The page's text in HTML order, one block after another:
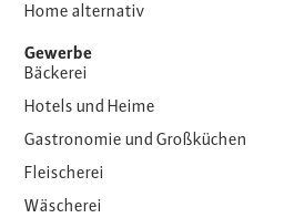
Home alternativ
Gewerbe
Bäckerei
Hotels und Heime
Gastronomie und Großküchen
Fleischerei
Wäscherei